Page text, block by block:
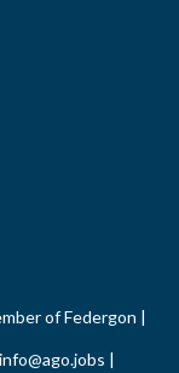
of Federgon |
info@ago.jobs |